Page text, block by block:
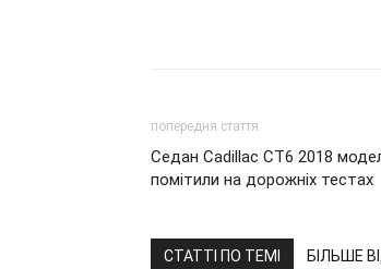
попередня стаття
Седан Cadillac CT6 2018
помітили на дорожніх тестах
СТАТТІ ПО ТЕМІ БІЛЬШЕ